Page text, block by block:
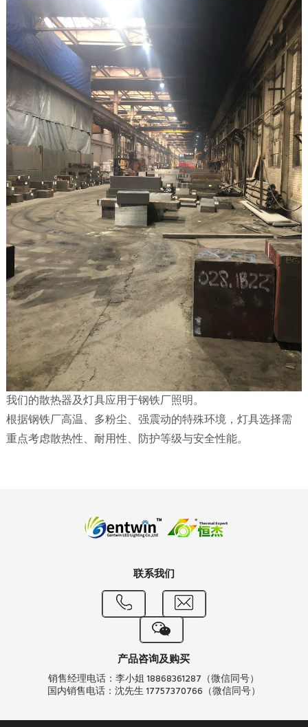
我们的散热器及灯具应用于钢铁厂照明。
根据钢铁厂高温、多粉尘、强震动的特殊环境，灯具选择需
重点考虑散热性、耐用性、防护等级与安全性能。
联系我们
产品咨询及购买
销售经理电话：李小姐 18868361287（微信同号）
国内销售电话：沈先生 17757370766（微信同号）